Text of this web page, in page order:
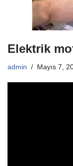
Elektrik
admin Mayıs 7,